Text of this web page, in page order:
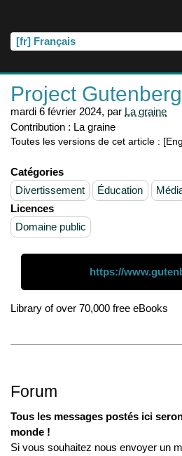
Project Gutenberg
mardi 6 février 2024, par La graine
Contribution : La graine
Toutes les versions de cet article :
Catégories
Divertissement
Éducation
Licences
Domaine public
https://
Library of over 70,000 free eBooks
Forum
Tous les messages postés ici
monde !
Si vous souhaitez nous envoyer un